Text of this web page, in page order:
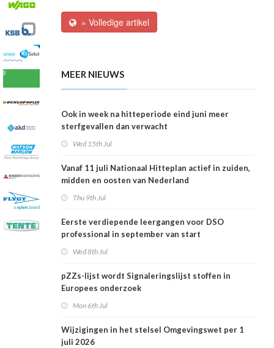
» Volledige artikel
MEER NIEUWS
Ook in week na hitteperiode eind juni meer
sterfgevallen dan verwacht
Wed 15th Jul
Vanaf 11 juli Nationaal Hitteplan actief in zuiden,
midden en oosten van Nederland
Thu 9th Jul
Eerste verdiepende leergangen voor DSO
professional in september van start
Wed 8th Jul
pZZs-lijst wordt Signaleringslijst stoffen in
Europees onderzoek
Mon 6th Jul
Wijzigingen in het stelsel Omgevingswet per 1
juli 2026